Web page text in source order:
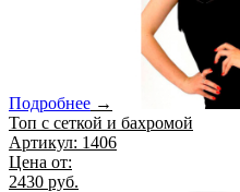
Подробнее →
Топ с сеткой и бахромой
Артикул: 1406
Цена от:
2430 руб.